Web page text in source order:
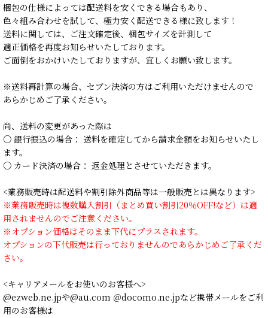
梱包の仕様によっては配送料を安くできる場合もあり、
色々組み合わせを試して、極力安く配送できる様に致します！
送料に関しては、ご注文確定後、梱包サイズを計測して
適正価格を再度お知らせいたしております。
ご面倒をおかけいたしておりますが、宜しくお願い致します。
※送料再計算の場合、セブン決済の方はご利用いただけませんので
あらかじめご了承ください。
尚、送料の変更があった際は
○ 銀行振込の場合： 送料を確定してから請求金額をお知らせいたし
ます。
○ カード決済の場合： 返金処理とさせていただきます。
<業務販売時は配送料や割引除外商品等は一般販売とは異なります>
※業務販売時は複数購入割引（まとめ買い割引20％OFF!など）は適
用されませんのでご注意ください。
※オプション価格はそのまま下代にプラスされます。
オプションの下代販売は行っておりませんのであらかじめご了承くだ
さい。
<キャリアメールをお使いのお客様へ>
@ezweb.ne.jpや@au.com ＠docomo.ne.jpなど携帯メールをご利
用のお客様は